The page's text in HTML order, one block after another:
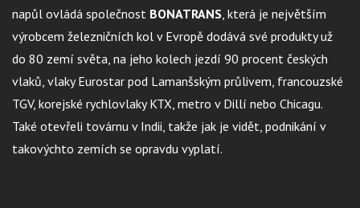
napůl ovládá společnost BONATRANS, která je největším
výrobcem železničních kol v Evropě dodává své produkty už
do 80 zemí světa, na jeho kolech jezdí 90 procent českých
vlaků, vlaky Eurostar pod Lamanšským průlivem, francouzské
TGV, korejské rychlovlaky KTX, metro v Dillí nebo Chicagu.
Také otevřeli továrnu v Indii, takže jak je vidět, podnikání v
takovýchto zemích se opravdu vyplatí.